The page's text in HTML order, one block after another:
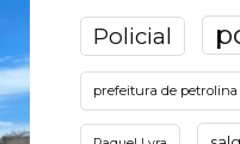
Policial
prefeitura de petrolina